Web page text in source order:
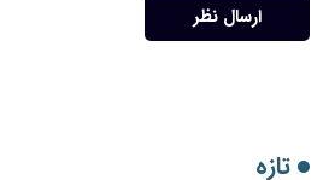
ارسال نظر
تازه